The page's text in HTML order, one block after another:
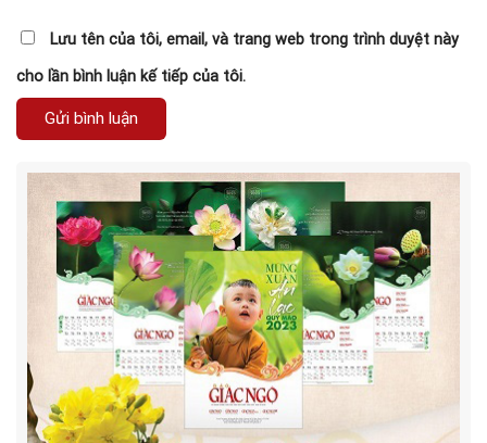
Lưu tên của tôi, email, và trang web trong trình duyệt này
cho lần bình luận kế tiếp của tôi.